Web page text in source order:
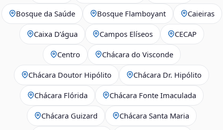
Bosque da Saúde Bosque Flamboyant Caieiras
Caixa D’água Campos Elíseos CECAP
Centro Chácara do Visconde
Chácara Doutor Hipólito Chácara Dr. Hipólito
Chácara Flórida Chácara Fonte Imaculada
Chácara Guizard Chácara Santa Maria